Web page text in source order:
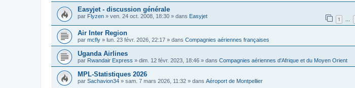
Easyjet - discussion générale
par Flyzen » ven. 24 oct. 2008, 18:30 » dans Easyjet 1 …
Air Inter Region
par mcfly » lun. 23 févr. 2026, 22:17 » dans Compagnies aériennes françaises
Uganda Airlines
par Rwandair Express » dim. 12 févr. 2023, 18:46 » dans Compagnies aériennes d'Afrique et du Moyen Orient
MPL-Statistiques 2026
par Sachavion34 » sam. 7 mars 2026, 11:32 » dans Aéroport de Montpellier